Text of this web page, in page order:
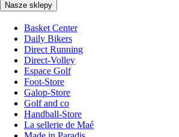
Nasze sklepy
Basket Center
Daily Bikers
Direct Running
Direct-Volley
Espace Golf
Foot-Store
Galop-Store
Golf and co
Handball-Store
La sellerie de Maé